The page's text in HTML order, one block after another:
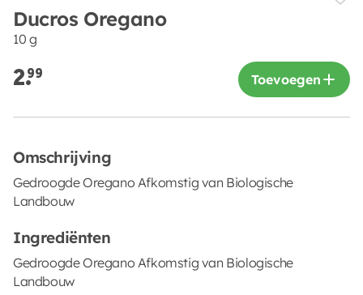
Ducros Oregano
10 g
2.99 Toevoegen
Omschrijving
Gedroogde Oregano Afkomstig van Biologische
Landbouw
Ingrediënten
Gedroogde Oregano Afkomstig van Biologische
Landbouw